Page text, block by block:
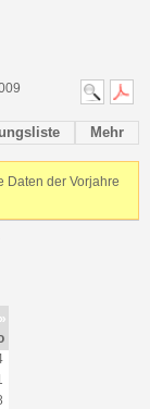
Mehr
Daten der Vorjahre
»